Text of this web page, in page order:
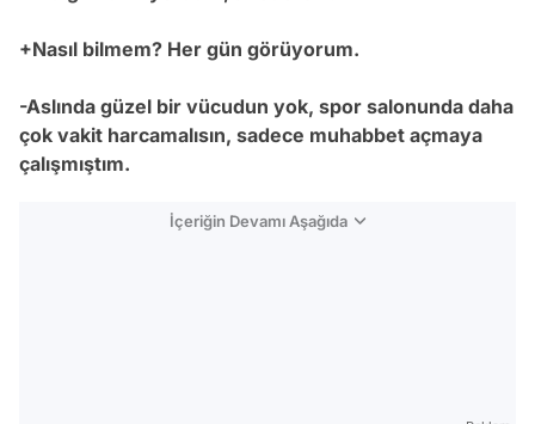
+Nasıl bilmem? Her gün görüyorum.
-Aslında güzel bir vücudun yok, spor salonunda daha
çok vakit harcamalısın, sadece muhabbet açmaya
çalışmıştım.
İçeriğin Devamı Aşağıda